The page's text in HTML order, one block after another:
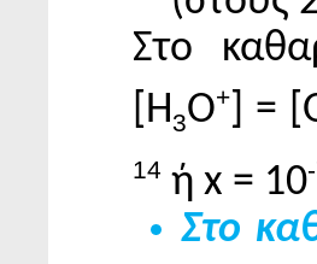
Στο
[Η3Ο+ ] =
14 ή x = 10
Στο